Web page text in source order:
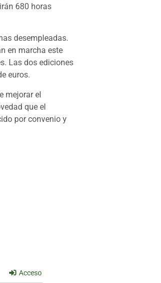
680 horas
desempleadas.
en marcha este
Las dos ediciones
euros.
mejorar el
que el
por convenio y
Acceso